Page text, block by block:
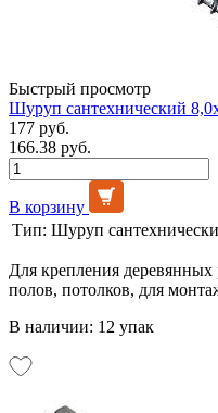
Быстрый просмотр
Шуруп сантехнический
177 руб.
166.38 руб.
В корзину
Тип: Шуруп
Для крепления
полов, потолков, для
В наличии: 12 упак